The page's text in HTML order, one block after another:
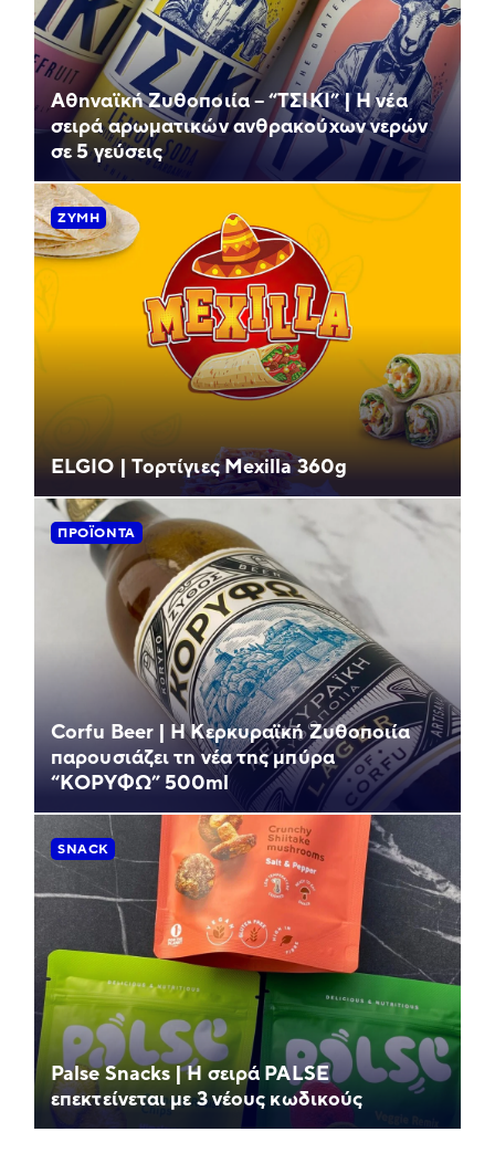
Αθηναϊκή Ζυθοποιία – “ΤΣΙΚΙ” | Η νέα
σειρά αρωματικών ανθρακούχων νερών
σε 5 γεύσεις
ΖΎΜΗ
ELGIO | Τορτίγιες Mexilla 360g
ΠΡΟΪΌΝΤΑ
Corfu Beer | Η Κερκυραϊκή Ζυθοποιία
παρουσιάζει τη νέα της μπύρα
“ΚΟΡΥΦΩ” 500ml
SNACK
Palse Snacks | Η σειρά PALSE
επεκτείνεται με 3 νέους κωδικούς